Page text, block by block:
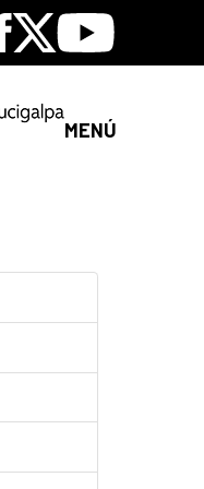
X Youtube
MENÚ